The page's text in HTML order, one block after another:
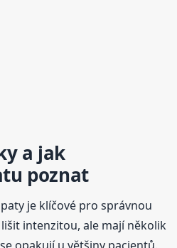
a jak
poznat
je klíčové pro správnou
intenzitou, ale mají několik